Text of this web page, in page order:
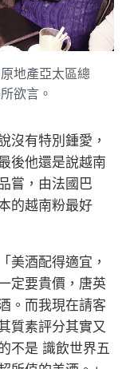
地產亞太區總
欲言。
沒有特別鍾愛，
後他還是說越南
嘗，由法國巴
的越南粉最好
美酒配得適宜，
定要貴價，唐英
。而我現在請客
質素評分其實又
不是 識飲世界五